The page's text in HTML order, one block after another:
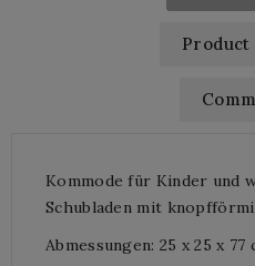
Product
Kommode für Kinder und
Schubladen mit
Abmessungen: 25 x 25 x 77